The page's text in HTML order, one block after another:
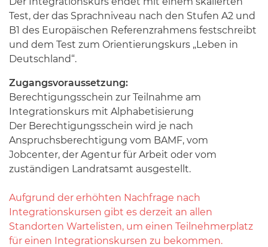
Test, der das Sprachniveau nach den Stufen A2 und
B1 des Europäischen Referenzrahmens festschreibt
und dem Test zum Orientierungskurs „Leben in
Deutschland“.
Zugangsvoraussetzung:
Berechtigungsschein zur Teilnahme am
Integrationskurs mit Alphabetisierung
Der Berechtigungsschein wird je nach
Anspruchsberechtigung vom BAMF, vom
Jobcenter, der Agentur für Arbeit oder vom
zuständigen Landratsamt ausgestellt.
Aufgrund der erhöhten Nachfrage nach
Integrationskursen gibt es derzeit an allen
Standorten Wartelisten, um einen Teilnehmerplatz
für einen Integrationskursen zu bekommen.